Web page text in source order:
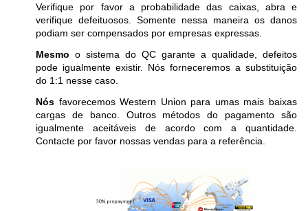
Verifique por favor a probabilidade das caixas, abra e
verifique defeituosos. Somente nessa maneira os danos
podiam ser compensados por empresas expressas.
Mesmo o sistema do QC garante a qualidade, defeitos
pode igualmente existir. Nós forneceremos a substituição
do 1:1 nesse caso.
Nós favorecemos Western Union para umas mais baixas
cargas de banco. Outros métodos do pagamento são
igualmente aceitáveis de acordo com a quantidade.
Contacte por favor nossas vendas para a referência.